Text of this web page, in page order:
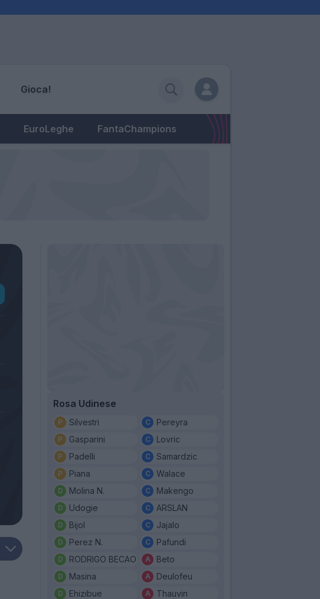
Gioca!
EuroLeghe FantaChampions
Rosa Udinese
Silvestri
Gasparini
Padelli
Piana
Molina N.
Udogie
Bijol
Perez N.
RODRIGO BECAO
Masina
Ehizibue
Pereyra
Lovric
Samardzic
Walace
Makengo
ARSLAN
Jajalo
Pafundi
Beto
Deulofeu
Thauvin